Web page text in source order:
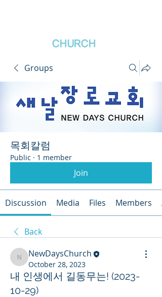
CHURCH
Groups
목회칼럼
Public · 1 member
Join
Discussion Media Files Members
Back
NewDaysChurch
NewDaysChurch
October 28, 2023
내 인생에서 길동무는! (2023-
10-29)